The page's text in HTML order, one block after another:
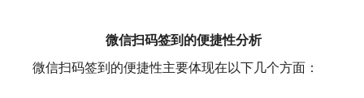
微信扫码签到的便捷性分析
微信扫码签到的便捷性主要体现在以下几个方面：